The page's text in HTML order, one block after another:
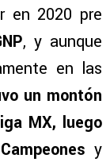
en 2020 pre
, y aunque
en las
un montón
MX, luego
y